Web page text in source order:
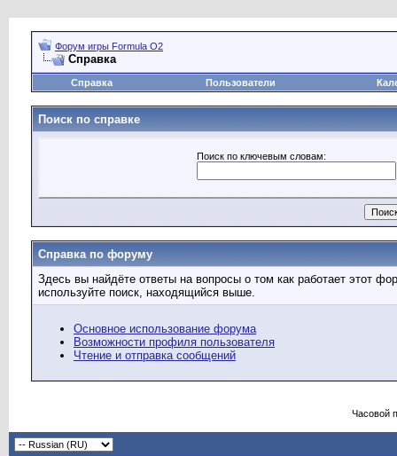
Форум игры Formula O2
Справка
Справка Пользователи
Поиск по справке
Поиск по ключевым словам:
Справка по форуму
Здесь вы найдёте ответы на вопросы о том как работает этот
используйте поиск, находящийся выше.
Основное использование форума
Возможности профиля пользователя
Чтение и отправка сообщений
Часовой